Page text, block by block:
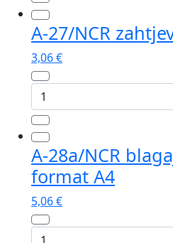
format
A5
količina
A-27/NCR
3,06€
27/NCR
zahtjevnica
format
A5
količina
A-28a/NCR
format A4
5,06€